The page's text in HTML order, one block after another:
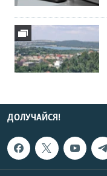
ДОЛУЧАЙСЯ!